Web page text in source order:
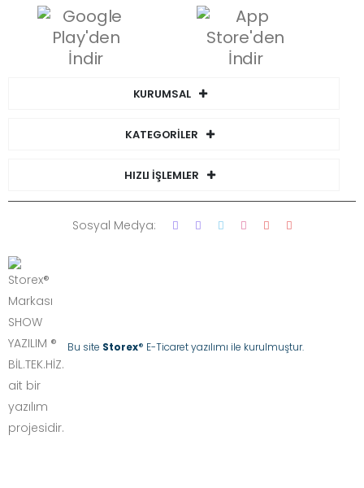
KURUMSAL
KATEGORİLER
HIZLI İŞLEMLER
Bu site Storex® E-Ticaret yazılımı ile kurulmuştur.
Sosyal Medya: